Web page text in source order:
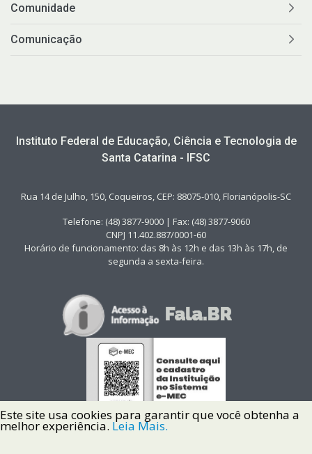
Comunidade
Comunicação
Instituto Federal de Educação, Ciência e Tecnologia de
Santa Catarina - IFSC
Rua 14 de Julho, 150, Coqueiros, CEP: 88075-010, Florianópolis-SC
Telefone: (48) 3877-9000 | Fax: (48) 3877-9060
CNPJ 11.402.887/0001-60
Horário de funcionamento: das 8h às 12h e das 13h às 17h, de
segunda a sexta-feira.
Este site usa cookies para garantir que você obtenha a
melhor experiência. Leia Mais.